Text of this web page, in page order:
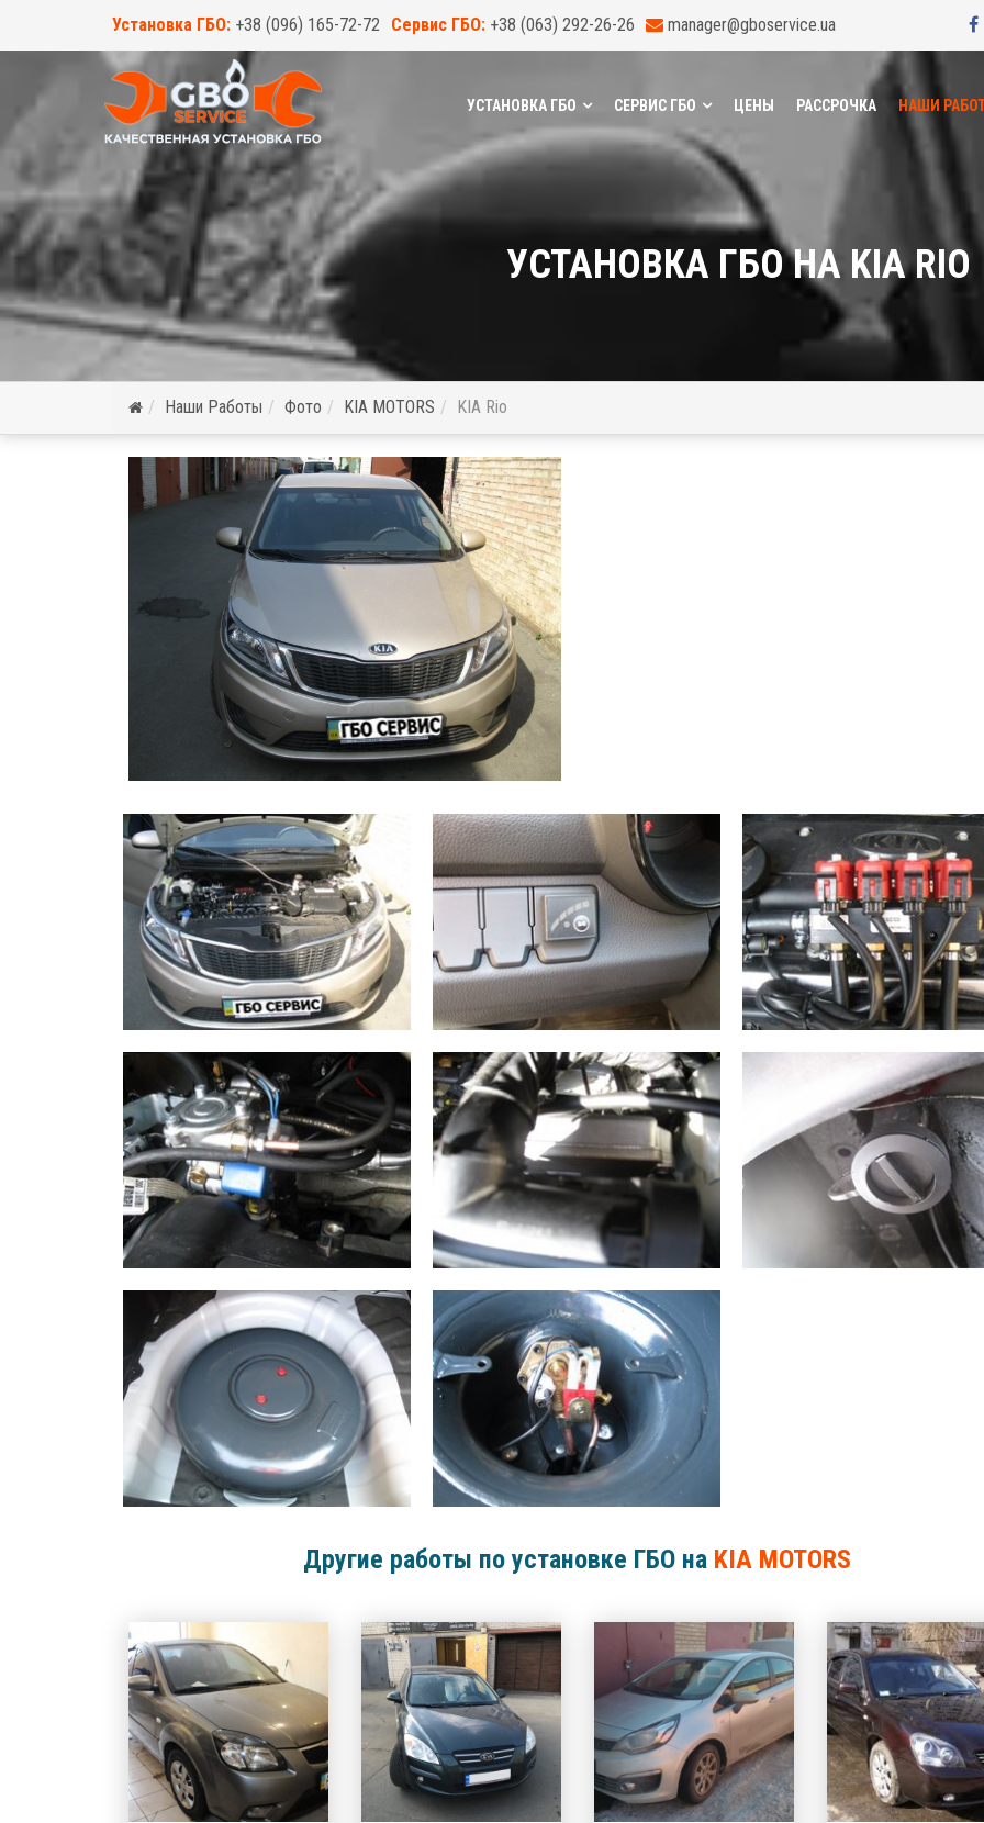
Установка ГБО: +38 (096) 165-72-72 Сервис ГБО: +38 (063) 292-26-26 manager@gboservice.ua
УСТАНОВКА ГБО СЕРВИС ГБО ЦЕНЫ РАССРОЧКА НАШИ
УСТАНОВКА ГБО НА KIA RIO
Наши Работы Фото KIA MOTORS KIA Rio
Другие работы по установке ГБО на KIA MOTORS